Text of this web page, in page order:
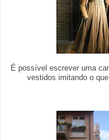
É possível escrever uma
vestidos imitando o